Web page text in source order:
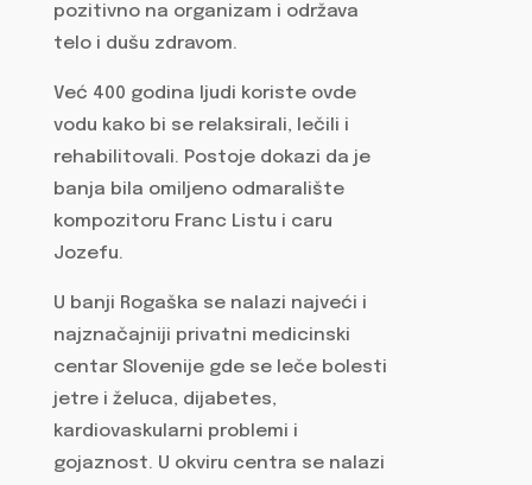
pozitivno na organizam i održava
telo i dušu zdravom.
Već 400 godina ljudi koriste ovde
vodu kako bi se relaksirali, lečili i
rehabilitovali. Postoje dokazi da je
banja bila omiljeno odmaralište
kompozitoru Franc Listu i caru
Jozefu.
U banji Rogaška se nalazi najveći i
najznačajniji privatni medicinski
centar Slovenije gde se leče bolesti
jetre i želuca, dijabetes,
kardiovaskularni problemi i
gojaznost. U okviru centra se nalazi